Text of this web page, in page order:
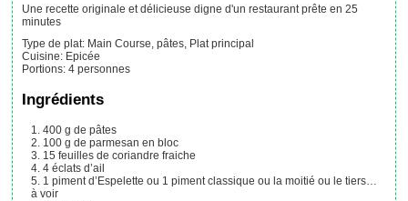
Une recette originale et délicieuse digne d'un restaurant prête en 25
minutes
Type de plat: Main Course, pâtes, Plat principal
Cuisine: Epicée
Portions:4 personnes
Ingrédients
400 g de pâtes
100 g de parmesan en bloc
15 feuilles de coriandre fraiche
4 éclats d’ail
1 piment d’Espelette ou 1 piment classique ou la moitié ou le tiers…
à voir